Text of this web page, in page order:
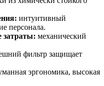
интуитивный
персонала.
затраты: механический
фильтр защищает
эргономика, высокая